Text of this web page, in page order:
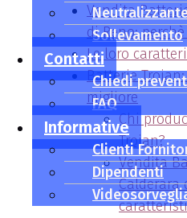
Sollevamento
Contatti
Chiedi
FAQ
Informative
Clienti
Dipendenti
Vendita
di Reno:
Le loro
Batterie
migliore
Chi
Trojan?
Vendita
Calderara